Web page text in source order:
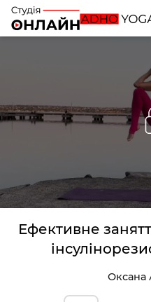
Ефективне
Оксана